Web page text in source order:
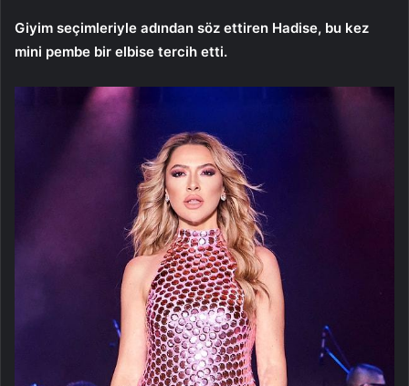
Giyim seçimleriyle adından söz ettiren Hadise, bu kez
mini pembe bir elbise tercih etti.